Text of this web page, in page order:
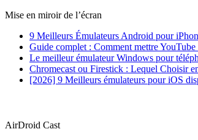
Mise en miroir de l’écran
9 Meilleurs Émulateurs Android pour
Guide complet : Comment mettre
Le meilleur émulateur Windows pour
Chromecast ou Firestick : Lequel Choisir
[2026] 9 Meilleurs émulateurs pour iOS
AirDroid Cast